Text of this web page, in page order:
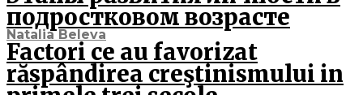
подростковом возрасте
Natalia Beleva
Factori ce au favorizat
răspândirea creştinismului in